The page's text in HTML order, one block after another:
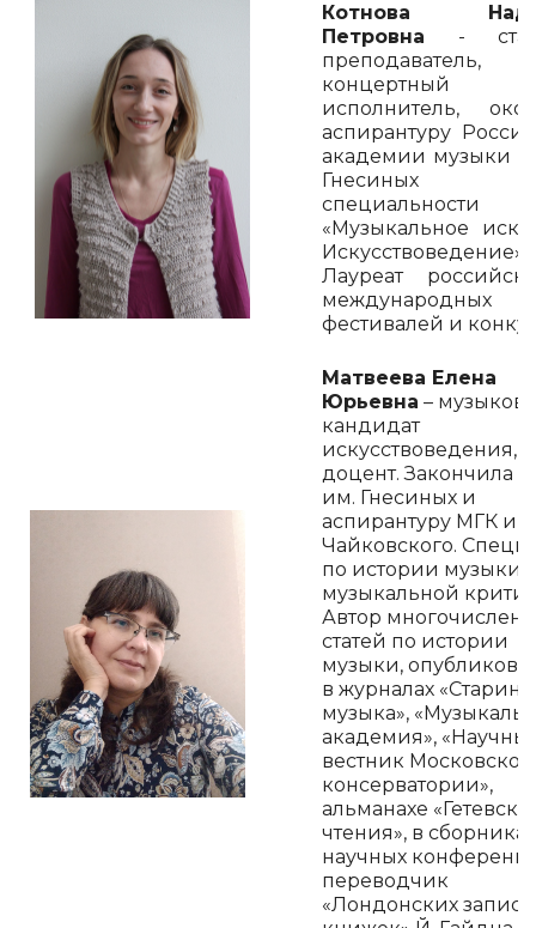
Котнова
Петровна -
преподаватель,
концертный
исполнитель,
аспирантуру
академии музыки
Гнесиных
специальности
«Музыкальное
Искусствоведение».
Лауреат
международных
фестивалей и
Матвеева Елена
Юрьевна –
кандидат
искусствоведения,
доцент. Закончила
им. Гнесиных и
аспирантуру МГК
Чайковского.
по истории музыки
музыкальной
Автор
статей по истории
музыки,
в журналах
музыка»,
академия»,
вестник Московской
консерватории»,
альманахе
чтения», в сборниках
научных
переводчик
«Лондонских